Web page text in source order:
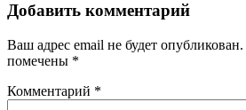
Добавить комментарий
Ваш адрес email не будет опубликован.
помечены *
Комментарий *